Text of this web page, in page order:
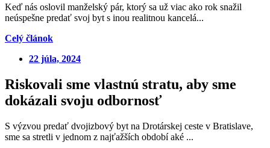
Keď nás oslovil manželský pár, ktorý sa už viac ako rok snažil
neúspešne predať svoj byt s inou realitnou kancelá...
Celý článok
22 júla, 2024
Riskovali sme vlastnú stratu, aby sme
dokázali svoju odbornosť
S výzvou predať dvojizbový byt na Drotárskej ceste v Bratislave,
sme sa stretli v jednom z najťažších období aké ...